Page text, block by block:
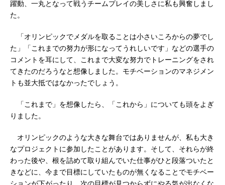
躍動、一丸となって戦うチームプレイの美しさに私も興奮しまし
た。
「オリンピックでメダルを取ることは小さいころからの夢でし
た」「これまでの努力が形になってうれしいです」などの選手の
コメントを耳にして、これまで大変な努力でトレーニングをされ
てきたのだろうなと想像しました。モチベーションのマネジメン
トも並大抵ではなかったでしょう。
「これまで」を想像したら、「これから」についても頭をよぎ
りました。
オリンピックのような大きな舞台ではありませんが、私も大き
なプロジェクトに参加したことがあります。そして、それらが終
わった後や、根を詰めて取り組んでいた仕事がひと段落ついたと
きなどに、今まで目標にしていたものが無くなることでモチベー